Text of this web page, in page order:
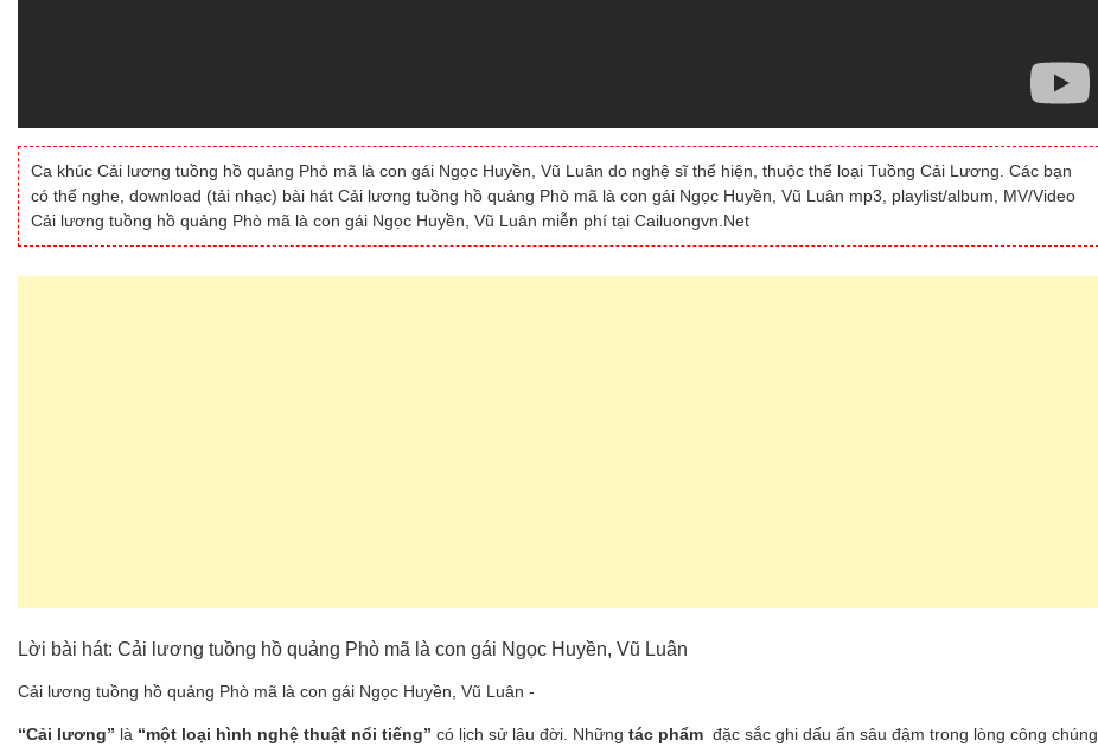
Ca khúc Cải lương tuồng hồ quảng Phò mã là con gái Ngọc Huyền, Vũ Luân do nghệ sĩ thể hiện, thuộc thể loại Tuồng Cải Lương. Các bạn
có thể nghe, download (tải nhạc) bài hát Cải lương tuồng hồ quảng Phò mã là con gái Ngọc Huyền, Vũ Luân mp3, playlist/album, MV/Video
Cải lương tuồng hồ quảng Phò mã là con gái Ngọc Huyền, Vũ Luân miễn phí tại Cailuongvn.Net
Lời bài hát: Cải lương tuồng hồ quảng Phò mã là con gái Ngọc Huyền, Vũ Luân
Cải lương tuồng hồ quảng Phò mã là con gái Ngọc Huyền, Vũ Luân -
“Cải lương” là “một loại hình nghệ thuật nổi tiếng” có lịch sử lâu đời. Những tác phẩm đặc sắc ghi dấu ấn sâu đậm trong lòng công chúng